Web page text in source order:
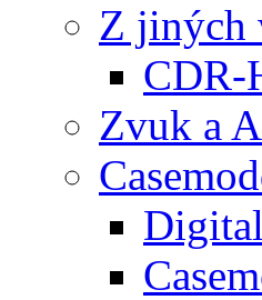
Z jiných
CDR-
Zvuk a